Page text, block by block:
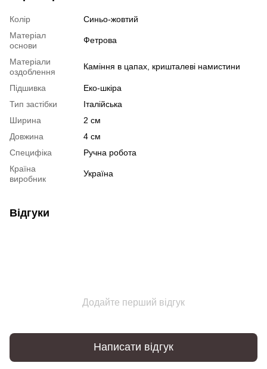
Колір
Синьо-жовтий
Матеріал
основи
Фетрова
Матеріали
оздоблення
Каміння в цапах, кришталеві намистини
Підшивка
Еко-шкіра
Тип застібки
Італійська
Ширина
2 см
Довжина
4 см
Специфіка
Ручна робота
Країна
виробник
Україна
Відгуки
Додайте перший відгук
Написати відгук